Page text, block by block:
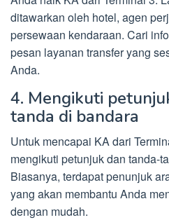
ditawarkan oleh hotel, agen
persewaan kendaraan. Cari
pesan layanan transfer yang
Anda.
4. Mengikuti
tanda di bandara
Untuk mencapai KA dari
mengikuti petunjuk dan tanda-
Biasanya, terdapat penunjuk
yang akan membantu Anda
dengan mudah.